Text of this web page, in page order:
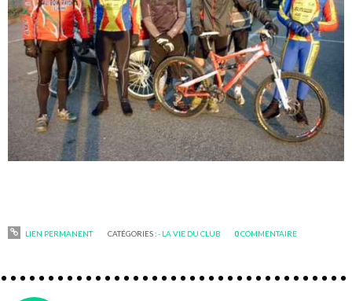
LIEN PERMANENT CATÉGORIES :- LA VIE DU CLUB 0COMMENTAIRE